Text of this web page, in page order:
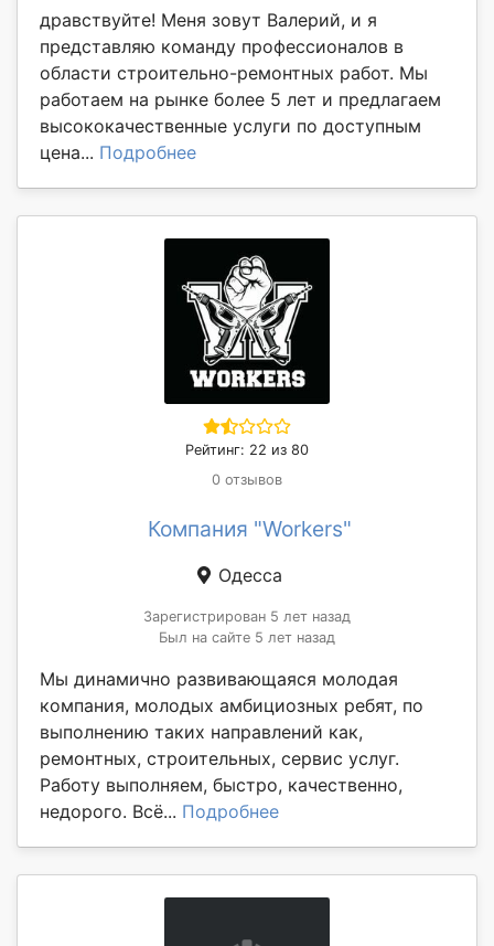
дравствуйте! Меня зовут Валерий, и я
представляю команду профессионалов в
области строительно-ремонтных работ. Мы
работаем на рынке более 5 лет и предлагаем
высококачественные услуги по доступным
цена... Подробнее
Рейтинг: 22 из 80
0 отзывов
Компания "Workers"
Одесса
Зарегистрирован 5 лет назад
Был на сайте 5 лет назад
Мы динамично развивающаяся молодая
компания, молодых амбициозных ребят, по
выполнению таких направлений как,
ремонтных, строительных, сервис услуг.
Работу выполняем, быстро, качественно,
недорого. Всё... Подробнее